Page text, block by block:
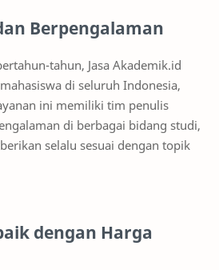
Berpengalaman
tahun, Jasa Akademik.id
di seluruh Indonesia,
ini memiliki tim penulis
di berbagai bidang studi,
selalu sesuai dengan topik
dengan Harga